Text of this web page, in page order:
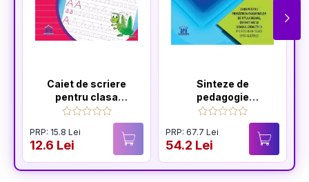
Caiet de scriere
pentru clasa
pregatitoare
PRP: 15.8 Lei
12.6 Lei
Sinteze de
pedagogie
generală: Ghid
pentru pregătirea
examenelor de
titularizare,
definitivat și gradul
didactic II
PRP: 67.7 Lei
54.2 Lei